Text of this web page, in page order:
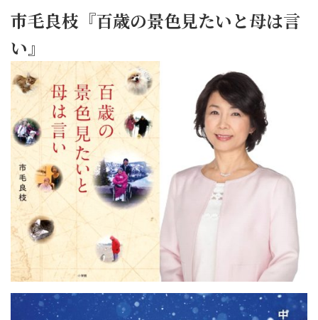
市毛良枝『百歳の景色見たいと母は言
い』